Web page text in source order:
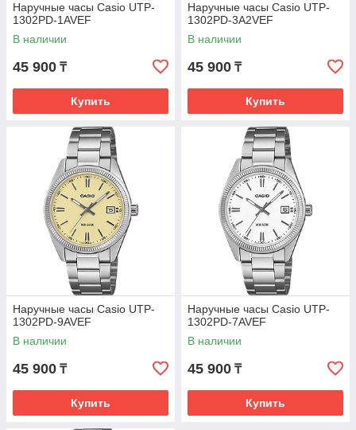
Наручные часы Casio UTP-
1302PD-1AVEF
В наличии
45 900 ₸
Купить
Наручные часы Casio UTP-
1302PD-3A2VEF
В наличии
45 900 ₸
Купить
Наручные часы Casio UTP-
1302PD-9AVEF
В наличии
45 900 ₸
Купить
Наручные часы Casio UTP-
1302PD-7AVEF
В наличии
45 900 ₸
Купить